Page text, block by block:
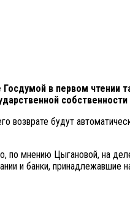
в первом чтении
будут
по мнению Цыгановой, на
и банки, принадлежавшие